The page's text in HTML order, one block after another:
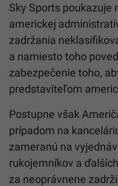
Sky Sports poukazuje
americkej
zadržania
a namiesto toho
zabezpečenie toho,
predstaviteľom
Postupne však
prípadom na
zameranú na
rukojemníkov a
za neoprávnene